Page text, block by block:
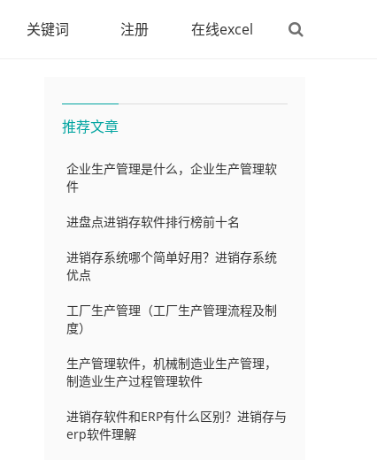
关键词 注册 在线excel
推荐文章
企业生产管理是什么，企业生产管理软
件
进盘点进销存软件排行榜前十名
进销存系统哪个简单好用？进销存系统
优点
工厂生产管理（工厂生产管理流程及制
度）
生产管理软件，机械制造业生产管理，
制造业生产过程管理软件
进销存软件和ERP有什么区别？进销存与
erp软件理解